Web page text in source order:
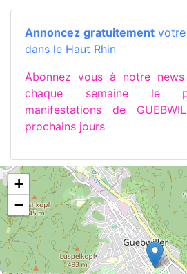
Annoncez gratuitementvotre
dans le Haut Rhin
Abonnez vous à notre
chaque semaine le
manifestations de
prochains jours
+
−